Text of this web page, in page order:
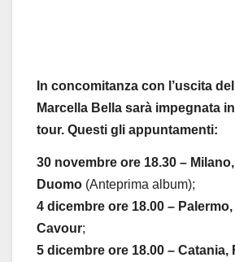
In concomitanza con l’uscita
Marcella Bella sarà impegnata
tour. Questi gli appuntamenti:
30 novembre ore 18.30 –
Duomo (Anteprima album);
4 dicembre ore 18.00 –
Cavour;
5 dicembre ore 18.00 – Catania,